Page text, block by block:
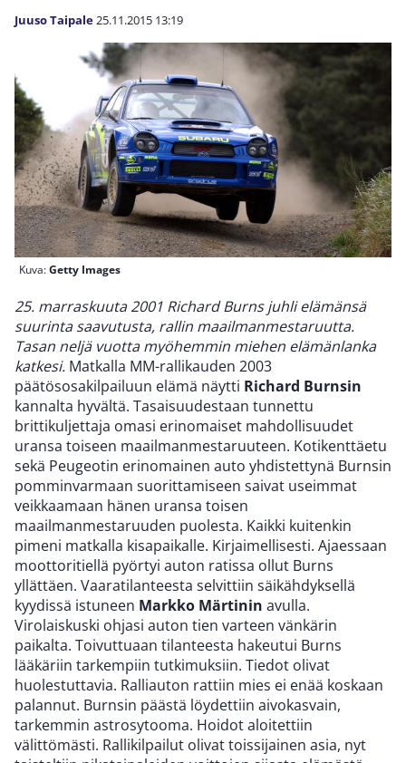
Juuso Taipale25.11.2015 13:19
Kuva:Getty Images
25. marraskuuta 2001 Richard Burns juhli elämänsä
suurinta saavutusta, rallin maailmanmestaruutta.
Tasan neljä vuotta myöhemmin miehen elämänlanka
katkesi. Matkalla MM-rallikauden 2003
päätösosakilpailuun elämä näytti Richard Burnsin
kannalta hyvältä. Tasaisuudestaan tunnettu
brittikuljettaja omasi erinomaiset mahdollisuudet
uransa toiseen maailmanmestaruuteen. Kotikenttäetu
sekä Peugeotin erinomainen auto yhdistettynä Burnsin
pomminvarmaan suorittamiseen saivat useimmat
veikkaamaan hänen uransa toisen
maailmanmestaruuden puolesta. Kaikki kuitenkin
pimeni matkalla kisapaikalle. Kirjaimellisesti. Ajaessaan
moottoritiellä pyörtyi auton ratissa ollut Burns
yllättäen. Vaaratilanteesta selvittiin säikähdyksellä
kyydissä istuneen Markko Märtinin avulla.
Virolaiskuski ohjasi auton tien varteen vänkärin
paikalta. Toivuttuaan tilanteesta hakeutui Burns
lääkäriin tarkempiin tutkimuksiin. Tiedot olivat
huolestuttavia. Ralliauton rattiin mies ei enää koskaan
palannut. Burnsin päästä löydettiin aivokasvain,
tarkemmin astrosytooma. Hoidot aloitettiin
välittömästi. Rallikilpailut olivat toissijainen asia, nyt